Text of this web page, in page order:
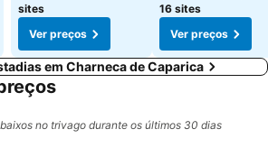
sites
Ver preços
16 sites
Ver preços
em Charneca de Caparica
no trivago durante os últimos 30 dias